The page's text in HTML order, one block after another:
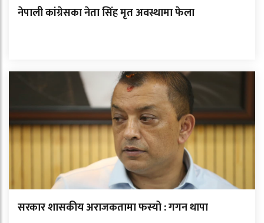
नेपाली कांग्रेसका नेता सिंह मृत अवस्थामा फेला
सरकार शासकीय अराजकतामा फस्यो : गगन थापा